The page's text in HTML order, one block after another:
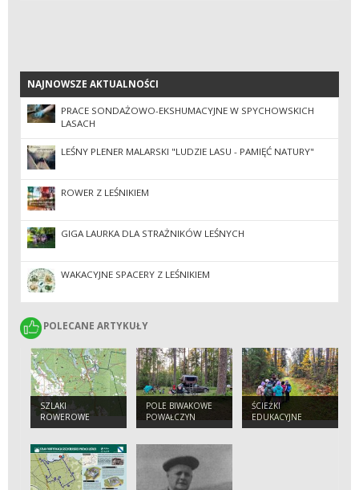
NAJNOWSZE AKTUALNOŚCI
NAJNOWSZE AKTUALNOŚCI
PRACE SONDAŻOWO-EKSHUMACYJNE W SPYCHOWSKICH
LASACH
LEŚNY PLENER MALARSKI "LUDZIE LASU - PAMIĘĆ NATURY"
ROWER Z LEŚNIKIEM
GIGA LAURKA DLA STRAŻNIKÓW LEŚNYCH
WAKACYJNE SPACERY Z LEŚNIKIEM
POLECANE ARTYKUŁY
POLECANE ARTYKUŁY
SZLAKI
ROWEROWE
POLE BIWAKOWE
POWAŁCZYN
ŚCIEŻKI
EDUKACYJNE